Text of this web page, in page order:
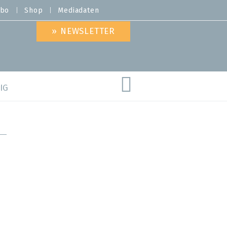
Shop Mediadaten
» NEWSLETTER